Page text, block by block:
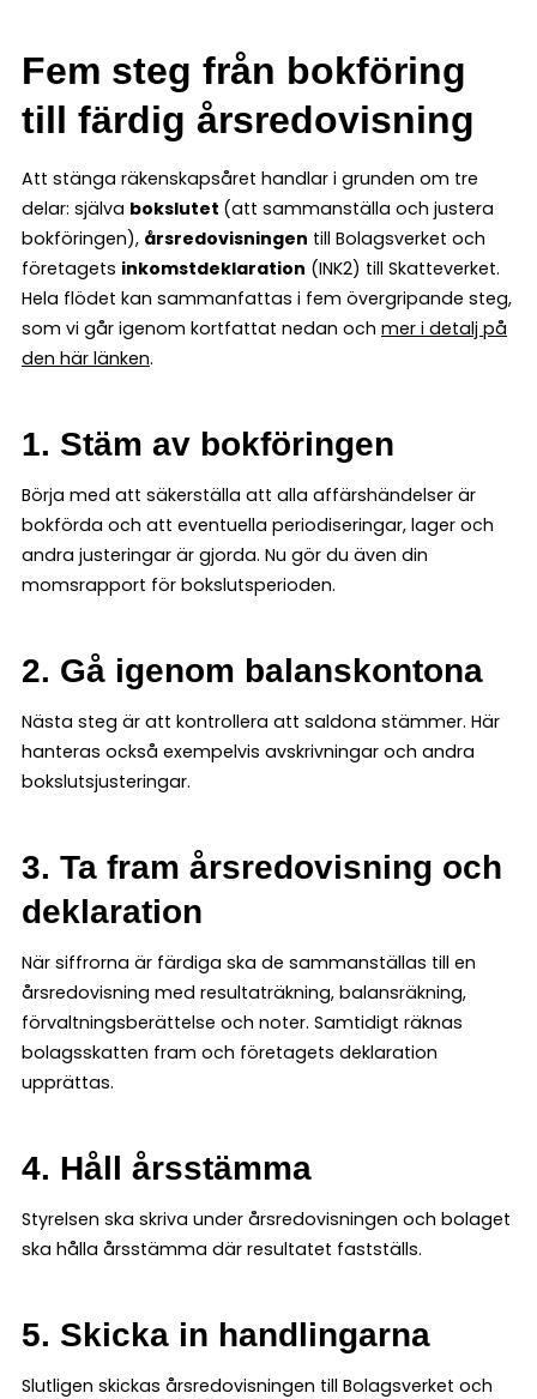
Fem steg från bokföring
till färdig årsredovisning
Att stänga räkenskapsåret handlar i grunden om tre
delar: själva bokslutet (att sammanställa och justera
bokföringen), årsredovisningen till Bolagsverket och
företagets inkomstdeklaration (INK2) till Skatteverket.
Hela flödet kan sammanfattas i fem övergripande steg,
som vi går igenom kortfattat nedan och mer i detalj på
den här länken.
1. Stäm av bokföringen
Börja med att säkerställa att alla affärshändelser är
bokförda och att eventuella periodiseringar, lager och
andra justeringar är gjorda. Nu gör du även din
momsrapport för bokslutsperioden.
2. Gå igenom balanskontona
Nästa steg är att kontrollera att saldona stämmer. Här
hanteras också exempelvis avskrivningar och andra
bokslutsjusteringar.
3. Ta fram årsredovisning och
deklaration
När siffrorna är färdiga ska de sammanställas till en
årsredovisning med resultaträkning, balansräkning,
förvaltningsberättelse och noter. Samtidigt räknas
bolagsskatten fram och företagets deklaration
upprättas.
4. Håll årsstämma
Styrelsen ska skriva under årsredovisningen och bolaget
ska hålla årsstämma där resultatet fastställs.
5. Skicka in handlingarna
Slutligen skickas årsredovisningen till Bolagsverket och